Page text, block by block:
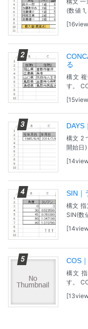
(数値
最初の
対象と
る
構文
す。
結合対
字列項
DAYS
構文 2
開始日
数を求
の間の
SIN｜
構文 指
SIN(数
が度で
か、ま
COS
構文
す。
※角度
けるか